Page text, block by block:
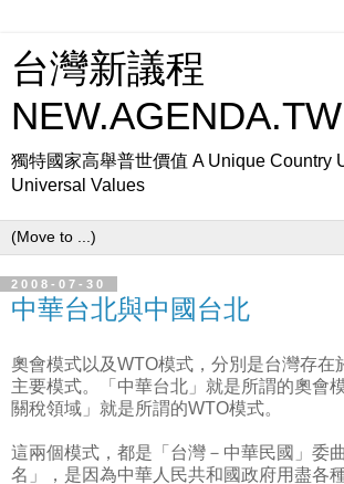
台灣新議程
NEW.AGENDA.TW
獨特國家高舉普世價值 A Unique Country
Universal Values
2008-07-30
中華台北與中國台北
奧會模式以及WTO模式，分別是台灣存在
主要模式。「中華台北」就是所謂的奧會
關稅領域」就是所謂的WTO模式。
這兩個模式，都是「台灣－中華民國」委
名」，是因為中華人民共和國政府用盡各